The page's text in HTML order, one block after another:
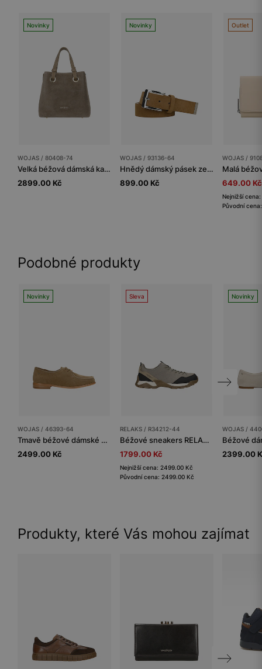
Novinky
WOJAS / 80408-74
Velká béžová dámská kabelka z kombinovaných kůží
2899.00 Kč
Novinky
WOJAS / 93136-64
Hnědý dámský pásek ze štípenky
899.00 Kč
Outlet
WOJAS /
649.00 Kč
Nejnižší
Původní
Podobné produkty
Novinky
WOJAS / 46393-64
Tmavě béžové dámské polobotky ze štípenky
2499.00 Kč
Sleva
RELAKS / R34212-44
Béžové sneakers RELAKS Micropolytex
1799.00 Kč
Nejnižší cena: 2499.00 Kč
Původní cena: 2499.00 Kč
Novinky
WOJAS /
2399.00
Produkty, které Vás mohou zajímat